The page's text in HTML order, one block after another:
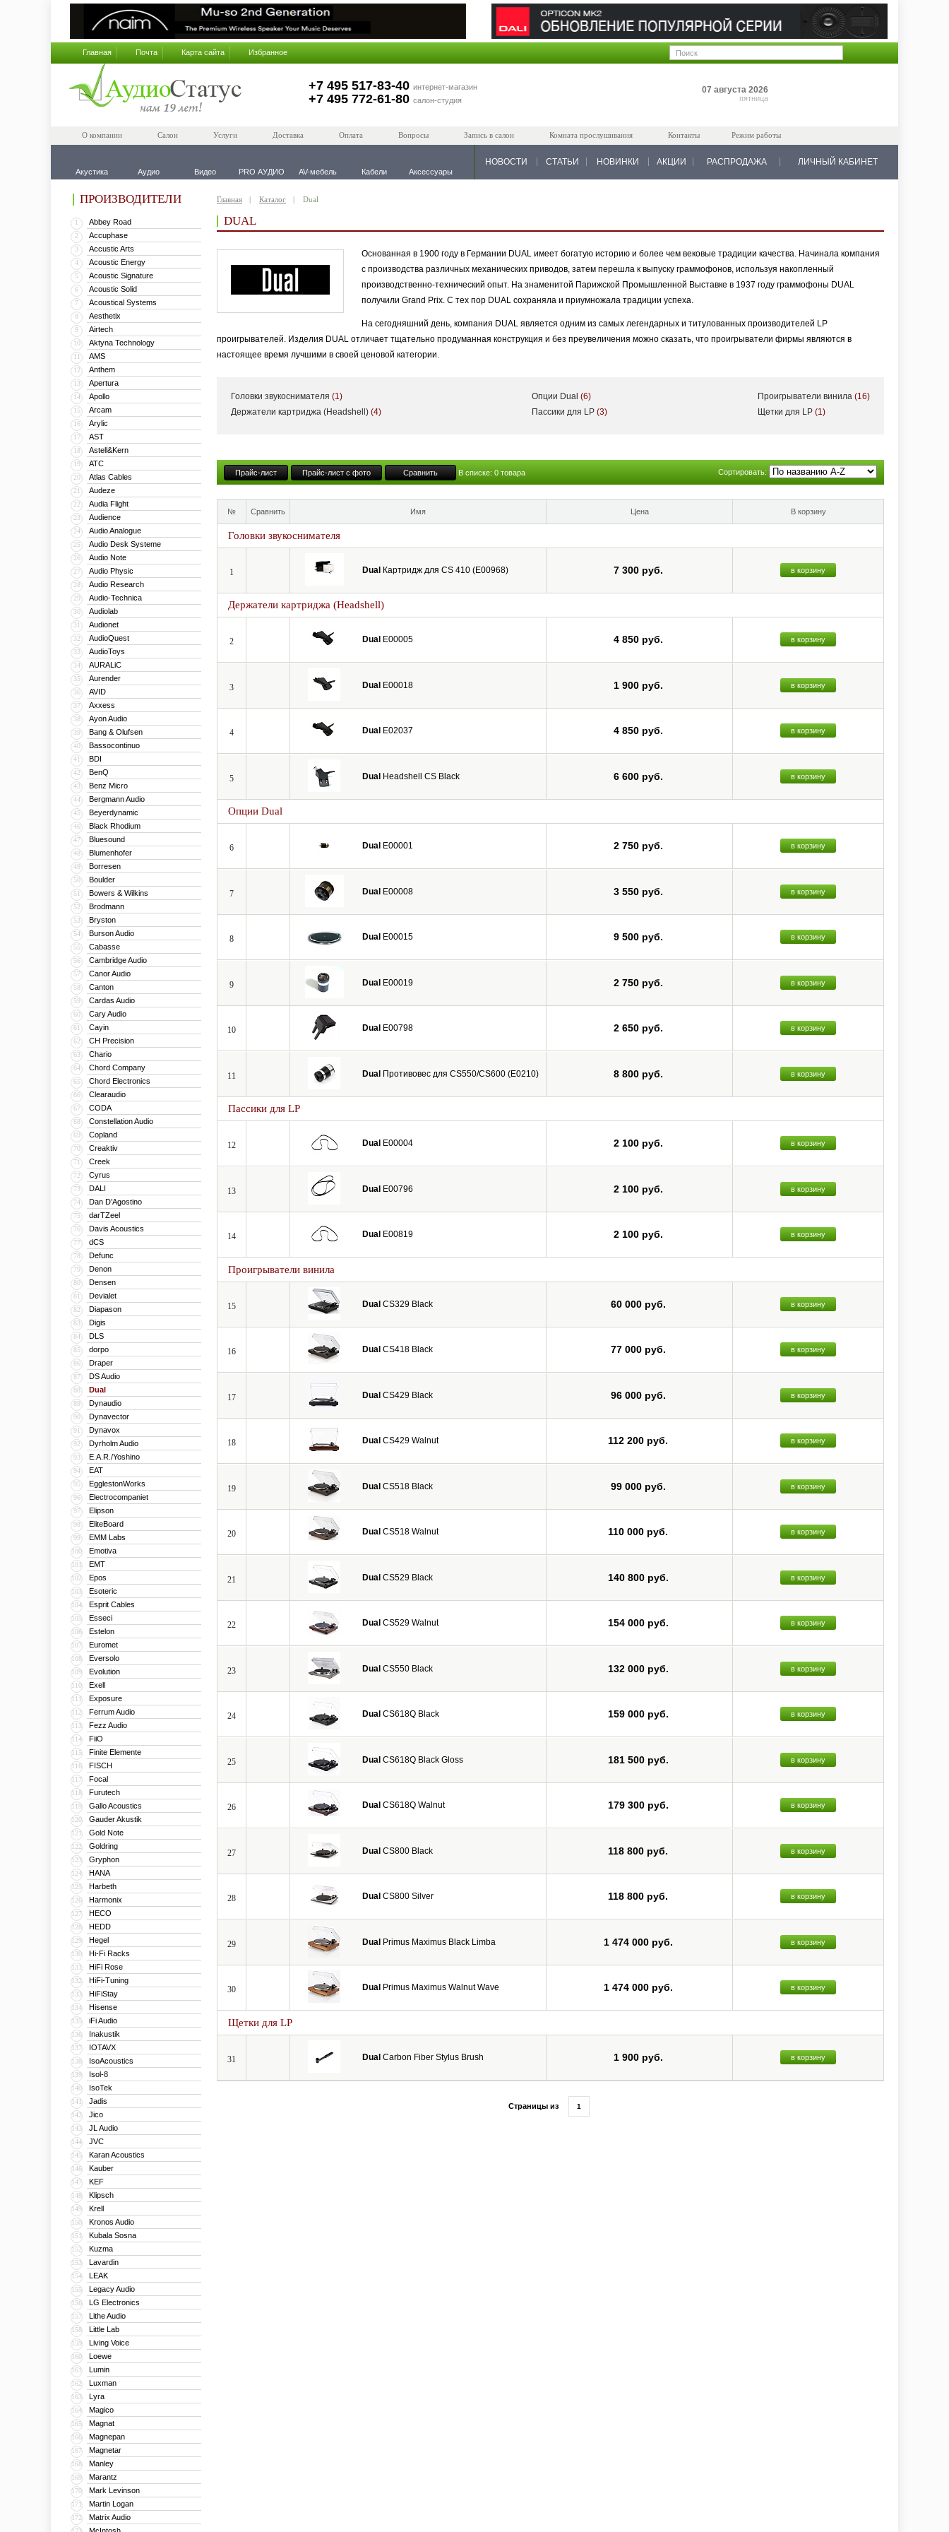
Главная Почта Карта сайта Избранное
+7 495 517-83-40 интернет-магазин
+7 495 772-61-80 салон-студия
07 августа 2026
пятница
О компании Салон Услуги Доставка Оплата Вопросы Запись в салон Комната прослушивания Контакты Режим работы
Акустика Аудио Видео PRO АУДИО AV-мебель Кабели Аксессуары
НОВОСТИ СТАТЬИ НОВИНКИ АКЦИИ РАСПРОДАЖА ЛИЧНЫЙ КАБИНЕТ
ПРОИЗВОДИТЕЛИ
1 Abbey Road
2 Accuphase
3 Accustic Arts
4 Acoustic Energy
5 Acoustic Signature
6 Acoustic Solid
7 Acoustical Systems
8 Aesthetix
9 Airtech
10 Aktyna Technology
11 AMS
12 Anthem
13 Apertura
14 Apollo
15 Arcam
16 Arylic
17 AST
18 Astell&Kern
19 ATC
20 Atlas Cables
21 Audeze
22 Audia Flight
23 Audience
24 Audio Analogue
25 Audio Desk Systeme
26 Audio Note
27 Audio Physic
28 Audio Research
29 Audio-Technica
30 Audiolab
31 Audionet
32 AudioQuest
33 AudioToys
34 AURALiC
35 Aurender
36 AVID
37 Axxess
38 Ayon Audio
39 Bang & Olufsen
40 Bassocontinuo
41 BDI
42 BenQ
43 Benz Micro
44 Bergmann Audio
45 Beyerdynamic
46 Black Rhodium
47 Bluesound
48 Blumenhofer
49 Borresen
50 Boulder
51 Bowers & Wilkins
52 Brodmann
53 Bryston
54 Burson Audio
55 Cabasse
56 Cambridge Audio
57 Canor Audio
58 Canton
59 Cardas Audio
60 Cary Audio
61 Cayin
62 CH Precision
63 Chario
64 Chord Company
65 Chord Electronics
66 Clearaudio
67 CODA
68 Constellation Audio
69 Copland
70 Creaktiv
71 Creek
72 Cyrus
73 DALI
74 Dan D’Agostino
75 darTZeel
76 Davis Acoustics
77 dCS
78 Defunc
79 Denon
80 Densen
81 Devialet
82 Diapason
83 Digis
84 DLS
85 dorpo
86 Draper
87 DS Audio
88 Dual
89 Dynaudio
90 Dynavector
91 Dynavox
92 Dyrholm Audio
93 E.A.R./Yoshino
94 EAT
95 EgglestonWorks
96 Electrocompaniet
97 Elipson
98 EliteBoard
99 EMM Labs
100 Emotiva
101 EMT
102 Epos
103 Esoteric
104 Esprit Cables
105 Esseci
106 Estelon
107 Euromet
108 Eversolo
109 Evolution
110 Exell
111 Exposure
112 Ferrum Audio
113 Fezz Audio
114 FiiO
115 Finite Elemente
116 FISCH
117 Focal
118 Furutech
119 Gallo Acoustics
120 Gauder Akustik
121 Gold Note
122 Goldring
123 Gryphon
124 HANA
125 Harbeth
126 Harmonix
127 HECO
128 HEDD
129 Hegel
130 Hi-Fi Racks
131 HiFi Rose
132 HiFi-Tuning
133 HiFiStay
134 Hisense
135 iFi Audio
136 Inakustik
137 IOTAVX
138 IsoAcoustics
139 Isol-8
140 IsoTek
141 Jadis
142 Jico
143 JL Audio
144 JVC
145 Karan Acoustics
146 Kauber
147 KEF
148 Klipsch
149 Krell
150 Kronos Audio
151 Kubala Sosna
152 Kuzma
153 Lavardin
154 LEAK
155 Legacy Audio
156 LG Electronics
157 Lithe Audio
158 Little Lab
159 Living Voice
160 Loewe
161 Lumin
162 Luxman
163 Lyra
164 Magico
165 Magnat
166 Magnepan
167 Magnetar
168 Manley
169 Marantz
170 Mark Levinson
171 Martin Logan
172 Matrix Audio
Главная Каталог Dual
DUAL
Основанная в 1900 году в Германии DUAL имеет богатую историю и более чем вековые традиции качества. Начинала компания
с производства различных механических приводов, затем перешла к выпуску граммофонов, используя накопленный
производственно-технический опыт. На знаменитой Парижской Промышленной Выставке в 1937 году граммофоны DUAL
получили Grand Prix. С тех пор DUAL сохраняла и приумножала традиции успеха.
На сегодняшний день, компания DUAL является одним из самых легендарных и титулованных производителей LP
проигрывателей. Изделия DUAL отличает тщательно продуманная конструкция и без преувеличения можно сказать, что проигрыватели фирмы являются в
настоящее время лучшими в своей ценовой категории.
Головки звукоснимателя (1)
Держатели картриджа (Headshell) (4)
Опции Dual (6)
Пассики для LP (3)
Проигрыватели винила (16)
Щетки для LP (1)
Прайс-лист Прайс-лист с фото Сравнить В списке: 0 товара Сортировать:
№ Сравнить Имя Цена В корзину
Головки звукоснимателя
1 Dual Картридж для CS 410 (E00968) 7 300 руб. в корзину
Держатели картриджа (Headshell)
2 Dual E00005 4 850 руб. в корзину
3 Dual E00018 1 900 руб. в корзину
4 Dual E02037 4 850 руб. в корзину
5 Dual Headshell CS Black 6 600 руб. в корзину
Опции Dual
6 Dual E00001 2 750 руб. в корзину
7 Dual E00008 3 550 руб. в корзину
8 Dual E00015 9 500 руб. в корзину
9 Dual E00019 2 750 руб. в корзину
10 Dual E00798 2 650 руб. в корзину
11 Dual Противовес для CS550/CS600 (E0210) 8 800 руб. в корзину
Пассики для LP
12 Dual E00004 2 100 руб. в корзину
13 Dual E00796 2 100 руб. в корзину
14 Dual E00819 2 100 руб. в корзину
Проигрыватели винила
15 Dual CS329 Black 60 000 руб. в корзину
16 Dual CS418 Black 77 000 руб. в корзину
17 Dual CS429 Black 96 000 руб. в корзину
18 Dual CS429 Walnut 112 200 руб. в корзину
19 Dual CS518 Black 99 000 руб. в корзину
20 Dual CS518 Walnut 110 000 руб. в корзину
21 Dual CS529 Black 140 800 руб. в корзину
22 Dual CS529 Walnut 154 000 руб. в корзину
23 Dual CS550 Black 132 000 руб. в корзину
24 Dual CS618Q Black 159 000 руб. в корзину
25 Dual CS618Q Black Gloss 181 500 руб. в корзину
26 Dual CS618Q Walnut 179 300 руб. в корзину
27 Dual CS800 Black 118 800 руб. в корзину
28 Dual CS800 Silver 118 800 руб. в корзину
29 Dual Primus Maximus Black Limba 1 474 000 руб. в корзину
30 Dual Primus Maximus Walnut Wave 1 474 000 руб. в корзину
Щетки для LP
31 Dual Carbon Fiber Stylus Brush 1 900 руб. в корзину
Страницы из 1